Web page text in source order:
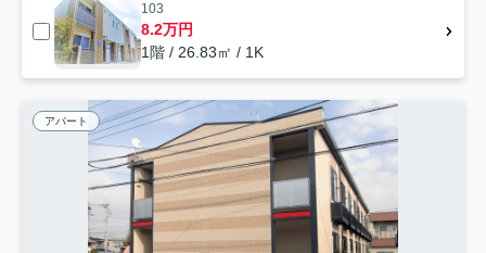
103
8.2万円
1階 / 26.83㎡ / 1K
アパート